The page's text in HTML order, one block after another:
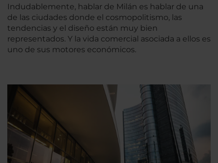
Indudablemente, hablar de Milán es hablar de una
de las ciudades donde el cosmopolitismo, las
tendencias y el diseño están muy bien
representados. Y la vida comercial asociada a ellos es
uno de sus motores económicos.